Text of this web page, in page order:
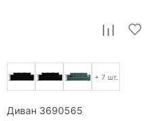
+ 7 шт.
Диван 3690565